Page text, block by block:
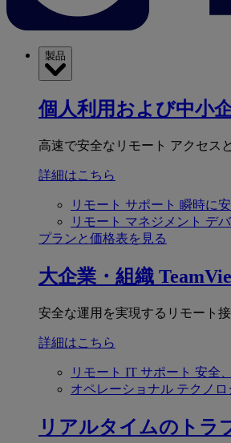
製品
個人利用および中小
高速で安全なリモート アクセス
詳細はこちら
リモート サポート 瞬時に
リモート マネジメント デ
プランと価格表を見る
大企業・組織
安全な運用を実現するリモート接
詳細はこちら
リモート IT サポート 安全
オペレーショナル テクノロ
リアルタイムのトラ